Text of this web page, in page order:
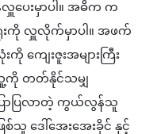
ပေးမှာပါ။ အဓိက က
းကို လှူလိုက်မှာပါ။ အဖက်
ကျေးဇူးအများကြီး
ကို တတ်နိုင်သမျှ
ောပြလာတဲ့ ကွယ်လွန်သူ
သူ ဒေါ်အေးအေးခိုင် နှင့်